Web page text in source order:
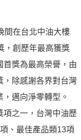
間在台北中油大樓
，創歷年最高獲獎
首獎為最高榮譽，由
，除感謝各界對台灣
邁向淨零轉型。
之一，台灣中油歷
、最佳產品類13項